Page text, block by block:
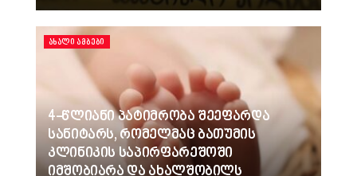
ᲐᲮᲐᲚᲘ ᲐᲛᲑᲔᲑᲘ
4-წლიანი პატიმრობა შეეფარდა
სანიტარს, რომელმაც ბათუმის
კლინიკის საპირფარეშოში
იმშობიარა და ახალშობილს